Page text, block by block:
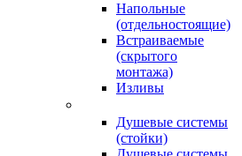
Напольные
(отдельностоящие)
Встраиваемые
(скрытого
монтажа)
Изливы
Душевые системы
(стойки)